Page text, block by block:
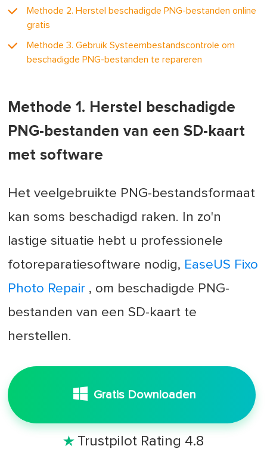
Methode 2. Herstel beschadigde PNG-bestanden online
gratis
Methode 3. Gebruik Systeembestandscontrole om
beschadigde PNG-bestanden te repareren
Methode 1. Herstel beschadigde
PNG-bestanden van een SD-kaart
met software
Het veelgebruikte PNG-bestandsformaat
kan soms beschadigd raken. In zo'n
lastige situatie hebt u professionele
fotoreparatiesoftware nodig, EaseUS Fixo
Photo Repair , om beschadigde PNG-
bestanden van een SD-kaart te
herstellen.
Gratis Downloaden
 Trustpilot Rating 4.8